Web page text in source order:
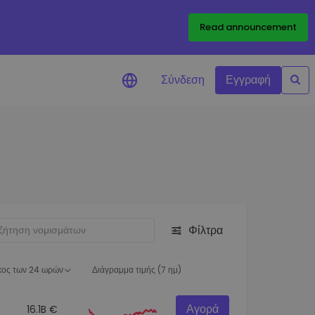
Read announcement
Σύνδεση Εγγραφή
Φίλτρα
των 24 ωρών Διάγραμμα τιμής (7 ημ)
16.1B € Αγορά